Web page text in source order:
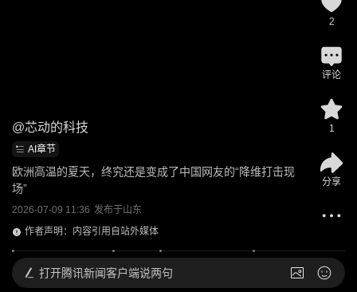
@芯动的科技
AI章节
欧洲高温的夏天，终究还是变成了中国网友的“降维打击现
场”
2026-07-09 11:36 发布于山东
作者声明：内容引用自站外媒体
2
评论
1
分享
打开腾讯新闻客户端说两句